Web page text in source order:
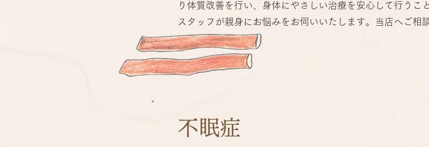
り体質改善を行い、身体にやさしい治療を安心して行うこ
スタッフが親身にお悩みをお伺いいたします。当店へご相
不眠症